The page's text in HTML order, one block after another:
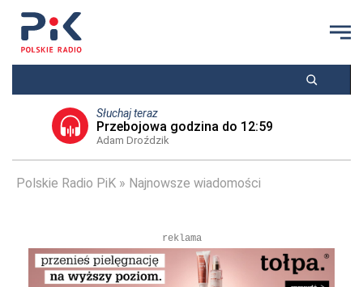
Słuchaj teraz
Przebojowa godzina do 12:59
Adam Droździk
Polskie Radio PiK Najnowsze wiadomości
reklama